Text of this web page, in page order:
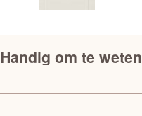
Handig om te weten